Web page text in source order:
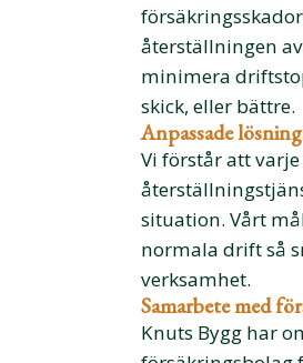
återställningen
minimera
skick, eller bättre.
Anpassade
Vi förstår att
situation. Vårt
normala drift så
verksamhet.
Samarbete med
Knuts Bygg har